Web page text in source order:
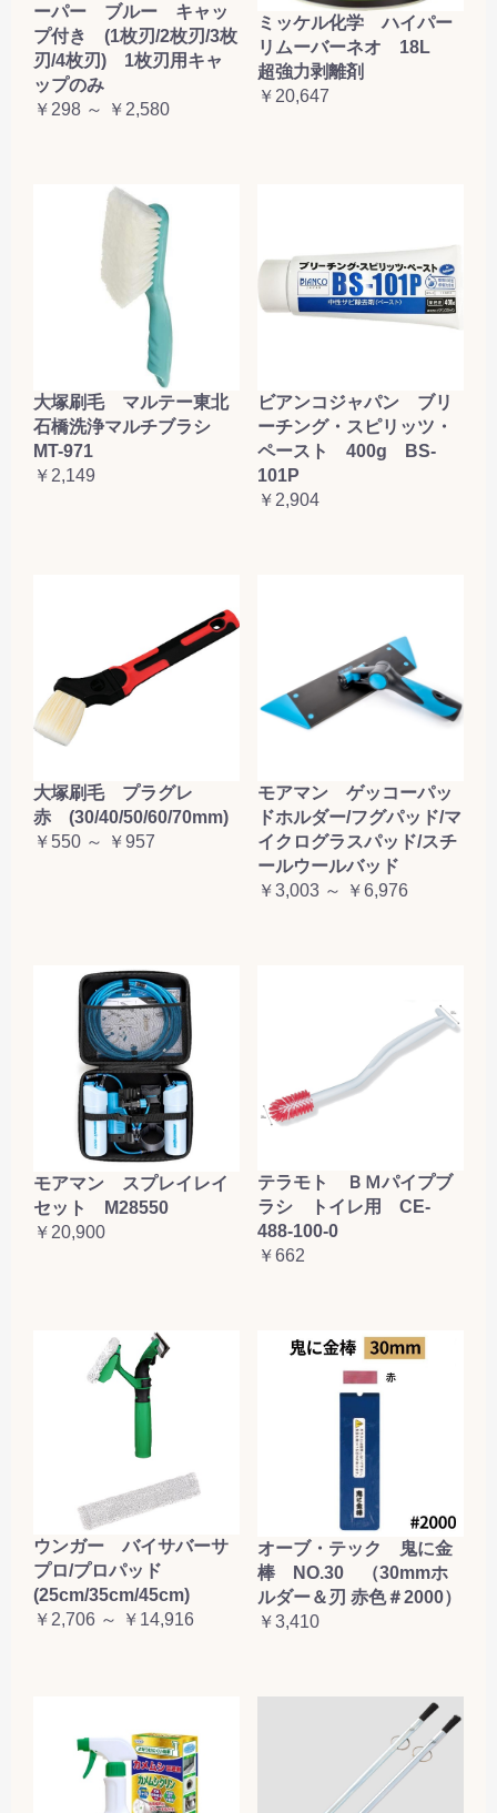
ーパー ブルー キャッ
プ付き (1枚刃/2枚刃/3枚
刃/4枚刃) 1枚刃用キャ
ップのみ
￥298 ～ ￥2,580
ミッケル化学 ハイパー
リムーバーネオ 18L
超強力剥離剤
￥20,647
大塚刷毛 マルテー東北
石橋洗浄マルチブラシ
MT-971
￥2,149
ビアンコジャパン ブリ
ーチング・スピリッツ・
ペースト 400g BS-
101P
￥2,904
大塚刷毛 プラグレ
赤 (30/40/50/60/70mm)
￥550 ～ ￥957
モアマン ゲッコーパッ
ドホルダー/フグパッド/マ
イクログラスパッド/スチ
ールウールバッド
￥3,003 ～ ￥6,976
モアマン スプレイレイ
セット M28550
￥20,900
テラモト ＢＭパイプブ
ラシ トイレ用 CE-
488-100-0
￥662
ウンガー バイサバーサ
プロ/プロパッド
(25cm/35cm/45cm)
￥2,706 ～ ￥14,916
オーブ・テック 鬼に金
棒 NO.30 （30mmホ
ルダー＆刃 赤色＃2000）
￥3,410